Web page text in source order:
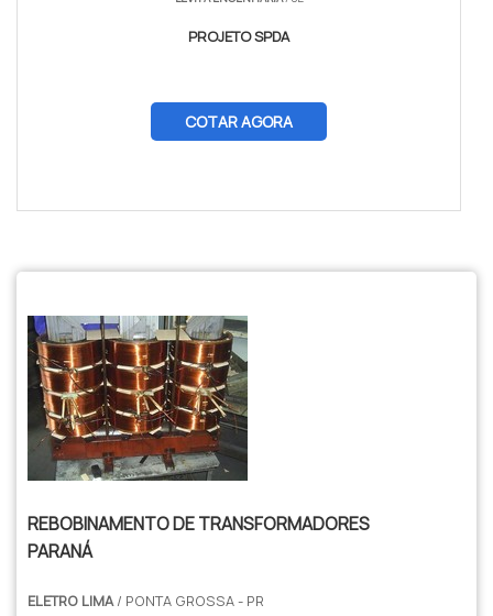
PROJETO SPDA
COTAR AGORA
REBOBINAMENTO DE TRANSFORMADORES
PARANÁ
ELETRO LIMA/ PONTA GROSSA - PR